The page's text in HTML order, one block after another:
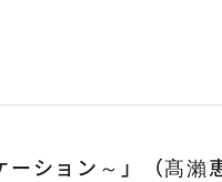
ーション～」（髙瀨